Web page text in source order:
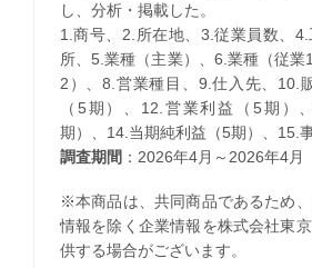
し、分析・掲載した。
1.商号、2.所在地、3.従業員数、
所、5.業種（主業）、6.業種（従業
2）、8.営業種目、9.仕入先、10.
（5期）、12.営業利益（5期）
期）、14.当期純利益（5期）、15.
調査期間 ：2026年4月～2026年4月
※本商品は、共同商品であるため
情報を除く企業情報を株式会社東
供する場合がございます。